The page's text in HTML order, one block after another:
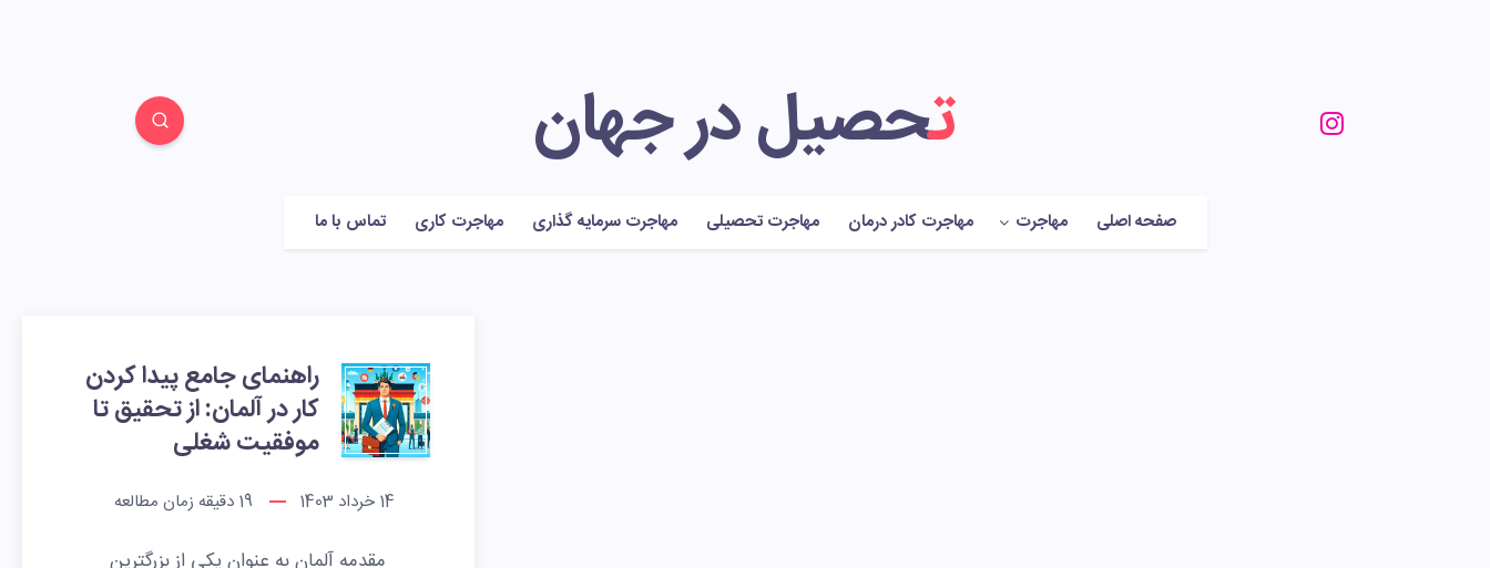
تحصیل در جهان
صفحه اصلی مهاجرت مهاجرت کادر درمان مهاجرت تحصیلی مهاجرت سرمایه گذاری مهاجرت کاری تماس با ما
راهنمای جامع پیدا کردن
کار در آلمان: از تحقیق تا
موفقیت شغلی
14 خرداد 1403 19 دقیقه زمان مطالعه
مقدمه آلمان به عنوان یکی از بزرگترین